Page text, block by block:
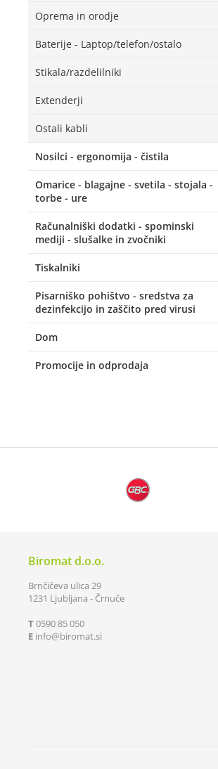
Oprema in orodje
Baterije - Laptop/telefon/ostalo
Stikala/razdelilniki
Extenderji
Ostali kabli
Nosilci - ergonomija - čistila
Omarice - blagajne - svetila - stojala -
torbe - ure
Računalniški dodatki - spominski
mediji - slušalke in zvočniki
Tiskalniki
Pisarniško pohištvo - sredstva za
dezinfekcijo in zaščito pred virusi
Dom
Promocije in odprodaja
Biromat d.o.o.
Brnčičeva ulica 29
1231 Ljubljana - Črnuče
T0590 85 050
E info biromat.si